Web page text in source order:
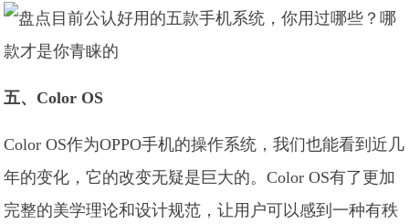
五、Color OS
Color OS作为OPPO手机的操作系统，我们也能看到近几
年的变化，它的改变无疑是巨大的。Color OS有了更加
完整的美学理论和设计规范，让用户可以感到一种有秩